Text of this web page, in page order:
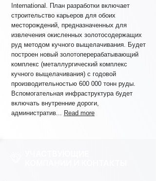
International. План разработки включает
строительство карьеров для обоих
месторождений, предназначенных для
извлечения окисленных золотосодержащих
руд методом кучного выщелачивания. Будет
построен новый золотоперерабатывающий
комплекс (металлургический комплекс
кучного выщелачивания) с годовой
производительностью 600 000 тонн руды.
Вспомогательная инфраструктура будет
включать внутренние дороги,
административ... Read more